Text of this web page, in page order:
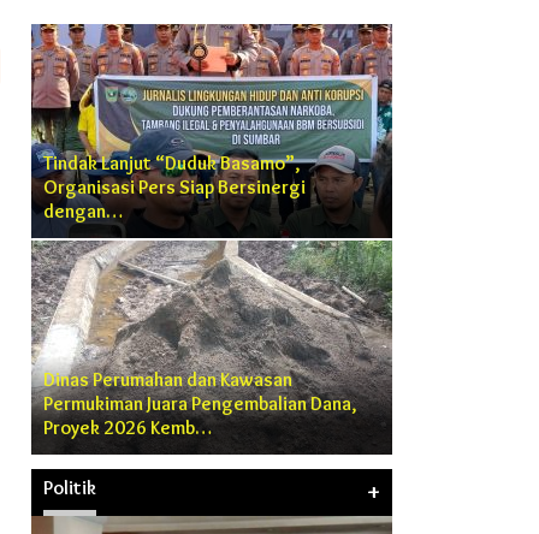
Tindak Lanjut “Duduk Basamo”,
Organisasi Pers Siap Bersinergi
dengan…
Dinas Perumahan dan Kawasan
Permukiman Juara Pengembalian Dana,
Proyek 2026 Kemb…
Politik +